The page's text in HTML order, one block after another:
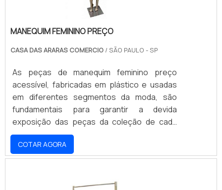
MANEQUIM FEMININO PREÇO
CASA DAS ARARAS COMERCIO / SÃO PAULO - SP
As peças de manequim feminino preço
acessível, fabricadas em plástico e usadas
em diferentes segmentos da moda, são
fundamentais para garantir a devida
exposição das peças da coleção de cada
estabelecimento comercial. Contudo, é
importante que os lojistas contem com
parcerias confiáveis e vantajosas para
critério a se investigar é se a empresa
COTAR AGORA